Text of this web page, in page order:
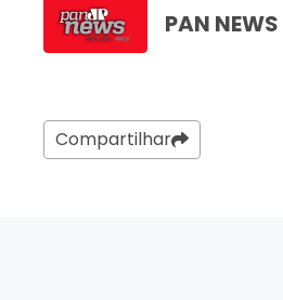
PAN NEWS
Compartilhar